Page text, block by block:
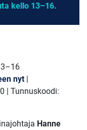
kello 13–16.
nyt|
| Tunnuskoodi:
Hanne